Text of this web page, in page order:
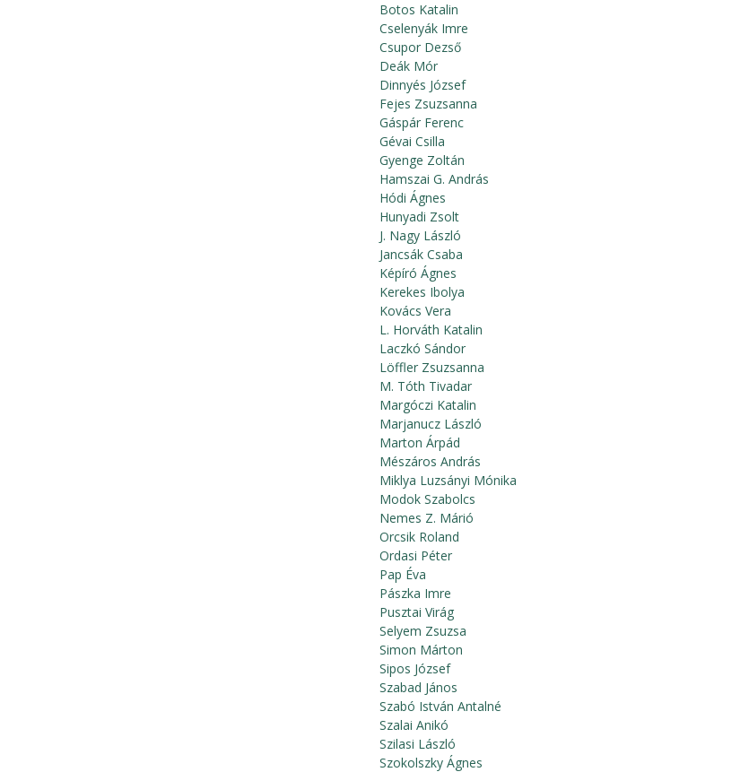
Botos Katalin
Cselenyák Imre
Csupor Dezső
Deák Mór
Dinnyés József
Fejes Zsuzsanna
Gáspár Ferenc
Gévai Csilla
Gyenge Zoltán
Hamszai G. András
Hódi Ágnes
Hunyadi Zsolt
J. Nagy László
Jancsák Csaba
Képíró Ágnes
Kerekes Ibolya
Kovács Vera
L. Horváth Katalin
Laczkó Sándor
Löffler Zsuzsanna
M. Tóth Tivadar
Margóczi Katalin
Marjanucz László
Marton Árpád
Mészáros András
Miklya Luzsányi Mónika
Modok Szabolcs
Nemes Z. Márió
Orcsik Roland
Ordasi Péter
Pap Éva
Pászka Imre
Pusztai Virág
Selyem Zsuzsa
Simon Márton
Sipos József
Szabad János
Szabó István Antalné
Szalai Anikó
Szilasi László
Szokolszky Ágnes